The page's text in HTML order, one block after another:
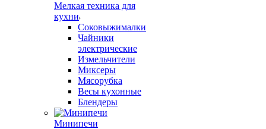
Мелкая техника для
кухни
Соковыжималки
Чайники
электрические
Измельчители
Миксеры
Мясорубка
Весы кухонные
Блендеры
Минипечи